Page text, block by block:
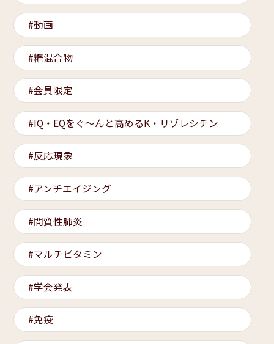
動画
糖混合物
会員限定
IQ・EQをぐ～んと高めるK・リゾレシチン
反応現象
アンチエイジング
間質性肺炎
マルチビタミン
学会発表
免疫